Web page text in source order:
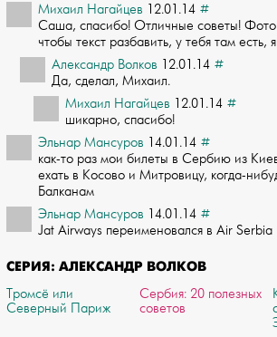
Михаил Нагайцев 12.01.14 #
Саша, спасибо! Отличные советы!
чтобы текст разбавить, у ­тебя там есть,
Александр Волков 12.01.14 #
Да, сделал, Михаил.
Михаил Нагайцев 12.01.14 #
шикарно, спасибо!
Эльнар Мансуров 14.01.14 #
как-то раз мои билеты в Сербию из
ехать в Косово и Митрови­цу, когда-
Балканам
Эльнар Мансуров 14.01.14 #
Jat Airways переименовался в Air Serbia
СЕРИЯ: АЛЕКСАНДР ВОЛКОВ
Тромсё или
Северный Париж
Сербия: 20 полезных
советов